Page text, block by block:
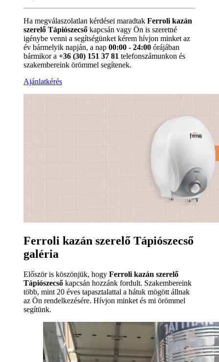
Ha megválaszolatlan kérdései maradtak Ferroli kazán
szerelő Tápiószecső kapcsán vagy Ön is szeretné
igénybe venni a segítségünket kérem hívjon minket az
év bármelyik napján, a nap 00:00 - 24:00 órájában
bármikor a +36 (30) 151 37 81 telefonszámunkon és
szakembereink örömmel segítenek.
Ajánlatkérés
Ferroli kazán szerelő Tápiószecső
galéria
Először is köszönjük, hogy Ferroli kazán szerelő
Tápiószecső kapcsán hozzánk fordult. Szakembereink
több, mint 20 éves tapasztalattal a hátuk mögött állnak
az Ön rendelkezésére. Hívjon minket és mi örömmel
segítünk.